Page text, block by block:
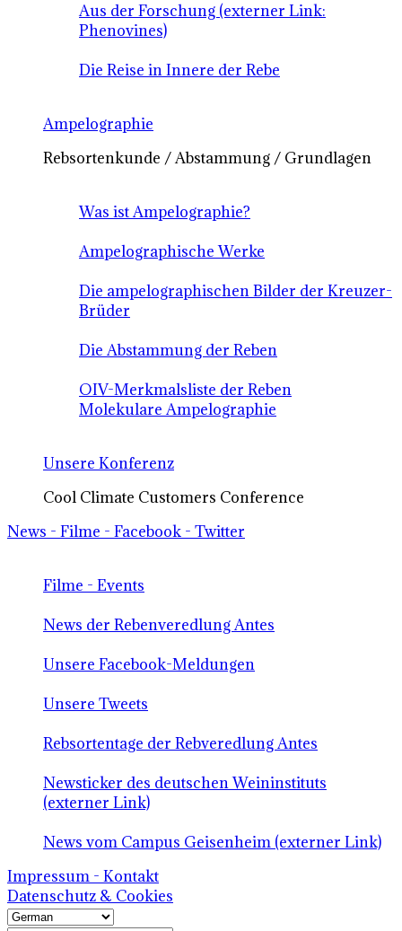
Aus der Forschung (externer Link:
Phenovines)
Die Reise in Innere der Rebe
Ampelographie
Rebsortenkunde / Abstammung / Grundlagen
Was ist Ampelographie?
Ampelographische Werke
Die ampelographischen Bilder der Kreuzer-
Brüder
Die Abstammung der Reben
OIV-Merkmalsliste der Reben
Molekulare Ampelographie
Unsere Konferenz
Cool Climate Customers Conference
News - Filme - Facebook - Twitter
Filme - Events
News der Rebenveredlung Antes
Unsere Facebook-Meldungen
Unsere Tweets
Rebsortentage der Rebveredlung Antes
Newsticker des deutschen Weininstituts
(externer Link)
News vom Campus Geisenheim (externer Link)
Impressum - Kontakt
Datenschutz & Cookies